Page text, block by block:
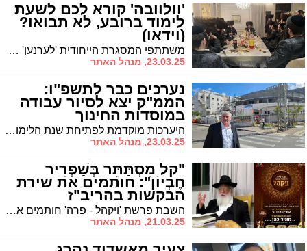
'וולוובה' קורא לכם לשעת
לימוד ברובע, לא תבואו?
(וידאו)
משתתפי המסגרת הייחודית 'לערנען' המיועדת לנגנים, זמרים ועובדי לילה, זכו לשיחת עידוד מיוחדת מהאדמו"ר מפיטסבורג שליט"א. וגם: וולבה מדרבן את העובדים להצטרף לקביעת עתים לתורה
23.03.25, מנהל האתר
נערכים כבר לתשפ"ו:
הממ"ק יצא לסיור עבודה
במוסדות החינוך
היערכות מוקדמת לפתיחת שנת הלימודים: מ"מ ראש העיר בסיור היערכות במוסדות החינוך
23.03.25, מנהל האתר
"קל מִסְתַּתֵּר בְּשַׁפְרִיר
חֶבְיוֹן": חותמים את שירת
הבקשות בהריב"ז
השבת פרשת 'ויקהל - פרה' חותמים את שירת הבקשות בבית הכנסת הריב"ז בליל שבת עם הפייטן המפורסם ר' עזריה אהרוני
21.03.25, מנהל האתר